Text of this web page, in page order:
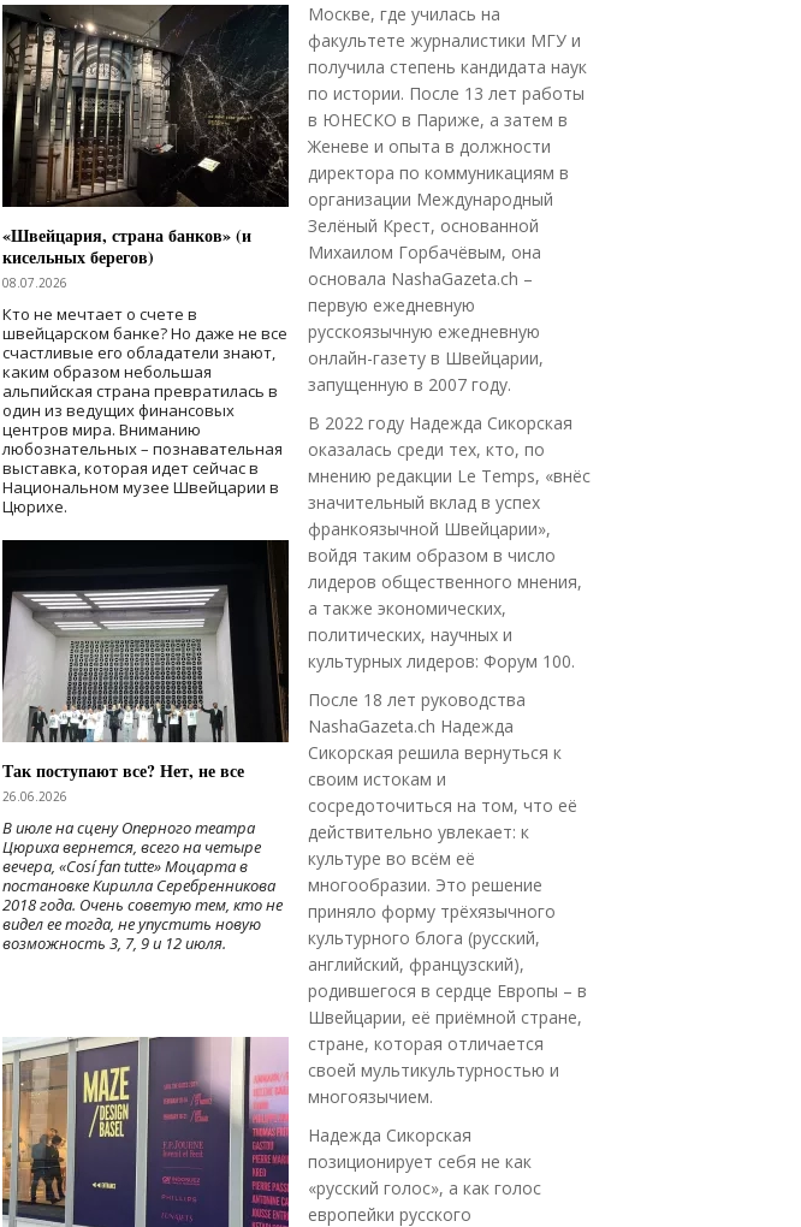
«Швейцария, страна банков» (и
кисельных берегов)
08.07.2026
Кто не мечтает о счете в
швейцарском банке? Но даже не все
счастливые его обладатели знают,
каким образом небольшая
альпийская страна превратилась в
один из ведущих финансовых
центров мира. Вниманию
любознательных – познавательная
выставка, которая идет сейчас в
Национальном музее Швейцарии в
Цюрихе.
Так поступают все? Нет, не все
26.06.2026
В июле на сцену Оперного театра
Цюриха вернется, всего на четыре
вечера, «Cosí fan tutte» Моцарта в
постановке Кирилла Серебренникова
2018 года. Очень советую тем, кто не
видел ее тогда, не упустить новую
возможность 3, 7, 9 и 12 июля.
Москве, где училась на
факультете журналистики МГУ и
получила степень кандидата наук
по истории. После 13 лет работы
в ЮНЕСКО в Париже, а затем в
Женеве и опыта в должности
директора по коммуникациям в
организации Международный
Зелёный Крест, основанной
Михаилом Горбачёвым, она
основала NashaGazeta.ch –
первую ежедневную
русскоязычную ежедневную
онлайн-газету в Швейцарии,
запущенную в 2007 году.
В 2022 году Надежда Сикорская
оказалась среди тех, кто, по
мнению редакции Le Temps, «внёс
значительный вклад в успех
франкоязычной Швейцарии»,
войдя таким образом в число
лидеров общественного мнения,
а также экономических,
политических, научных и
культурных лидеров: Форум 100.
После 18 лет руководства
NashaGazeta.ch Надежда
Сикорская решила вернуться к
своим истокам и
сосредоточиться на том, что её
действительно увлекает: к
культуре во всём её
многообразии. Это решение
приняло форму трёхязычного
культурного блога (русский,
английский, французский),
родившегося в сердце Европы – в
Швейцарии, её приёмной стране,
стране, которая отличается
своей мультикультурностью и
многоязычием.
Надежда Сикорская
позиционирует себя не как
«русский голос», а как голос
европейки русского